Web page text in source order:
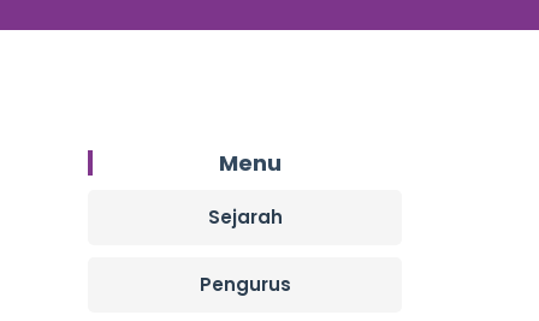
Menu
Sejarah
Pengurus